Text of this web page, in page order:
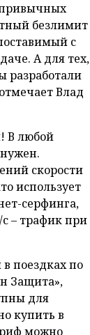
безлимит
с
А для тех,
разработали
Влад
В любой
скорости
использует
серфинга,
– трафик при
поездках по
Защита»,
для
купить в
можно